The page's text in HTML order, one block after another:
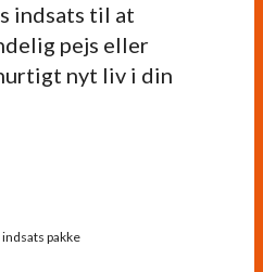
indsats til at
pejs eller
nyt liv i din
pakke